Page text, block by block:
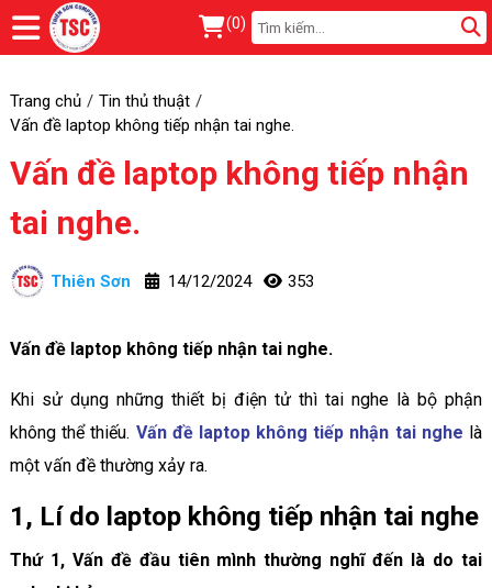
(0)
Trang chủ
Tin thủ thuật
Vấn đề laptop không tiếp nhận tai nghe.
Vấn đề laptop không tiếp nhận
tai nghe.
Thiên Sơn 14/12/2024 353
Vấn đề laptop không tiếp nhận tai nghe.
Khi sử dụng những thiết bị điện tử thì tai nghe là bộ phận
không thể thiếu. Vấn đề laptop không tiếp nhận tai nghe là
một vấn đề thường xảy ra.
1, Lí do laptop không tiếp nhận tai nghe
Thứ 1, Vấn đề đầu tiên mình thường nghĩ đến là do tai